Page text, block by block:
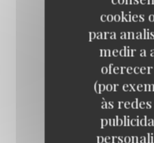
cookies
para
medir a
(por
às
CÔTES-DU-
LANGUEDOC